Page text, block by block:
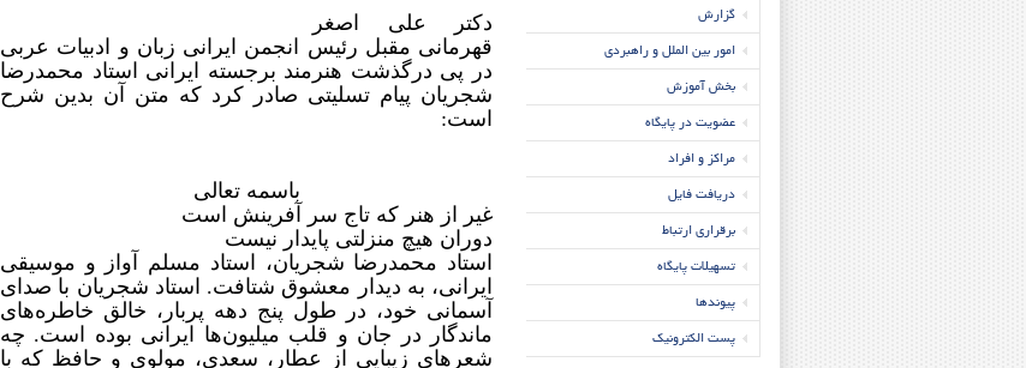
گزارش
امور بین الملل و راهبردی
بخش آموزش
عضویت در پایگاه
مراکز و افراد
دریافت فایل
برقراری ارتباط
تسهیلات پایگاه
پیوندها
پست الکترونیک
دکتر علی اصغر
قهرمانی مقبل رئیس انجمن ایرانی زبان و ادبیات عربی
در پی درگذشت هنرمند برجسته ایرانی استاد محمدرضا
شجریان پیام تسلیتی صادر کرد که متن آن بدین شرح
است:
باسمه تعالی
غیر از هنر که تاج سر آفرینش است
دوران هیچ منزلتی پایدار نیست
استاد محمدرضا شجریان، استاد مسلم آواز و موسیقی
ایرانی، به دیدار معشوق شتافت. استاد شجریان با صدای
آسمانی خود، در طول پنج دهه پربار، خالق خاطره‌های
ماندگار در جان و قلب میلیون‌ها ایرانی بوده است. چه
شعرهای زیبایی از عطار، سعدی، مولوی و حافظ که با